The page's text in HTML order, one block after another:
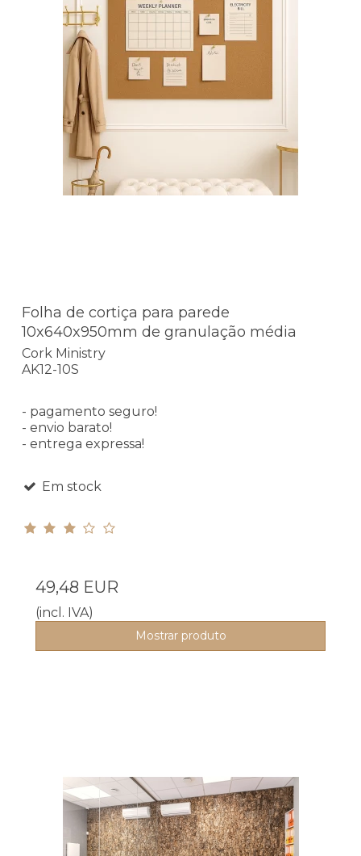
Folha de cortiça para parede
10x640x950mm de granulação média
Cork Ministry
AK12-10S
- pagamento seguro!
- envio barato!
- entrega expressa!
Em stock
49,48 EUR
(incl. IVA)
Mostrar produto